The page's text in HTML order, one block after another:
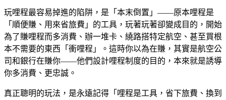
玩哩程最容易掉進的陷阱，是「本末倒置」——原本哩程是
「順便賺、用來省旅費」的工具，玩著玩著卻變成目的，開始
為了賺哩程而多消費、辦一堆卡、繞路搭特定航空、甚至買根
本不需要的東西「衝哩程」。這時你以為在賺，其實是航空公
司和銀行在賺你——他們設計哩程制度的目的，本來就是誘導
你多消費、更忠誠。
真正聰明的玩法，是永遠記得「哩程是工具，省下旅費、換到